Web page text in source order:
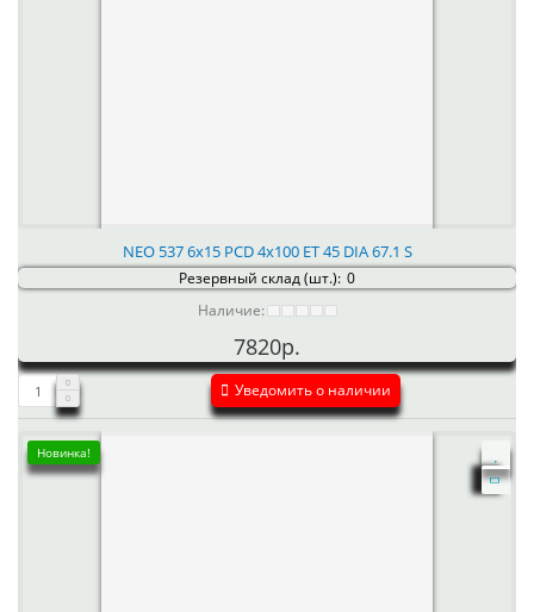
NEO 537 6x15 PCD 4x100 ET 45 DIA 67.1 S
Резервный склад (шт.): 0
Наличие:
7820р.
Уведомить о наличии
Новинка!